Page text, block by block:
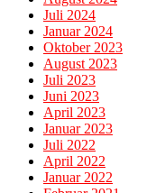
Juli 2024
Januar 2024
Oktober 2023
August 2023
Juli 2023
Juni 2023
April 2023
Januar 2023
Juli 2022
April 2022
Januar 2022